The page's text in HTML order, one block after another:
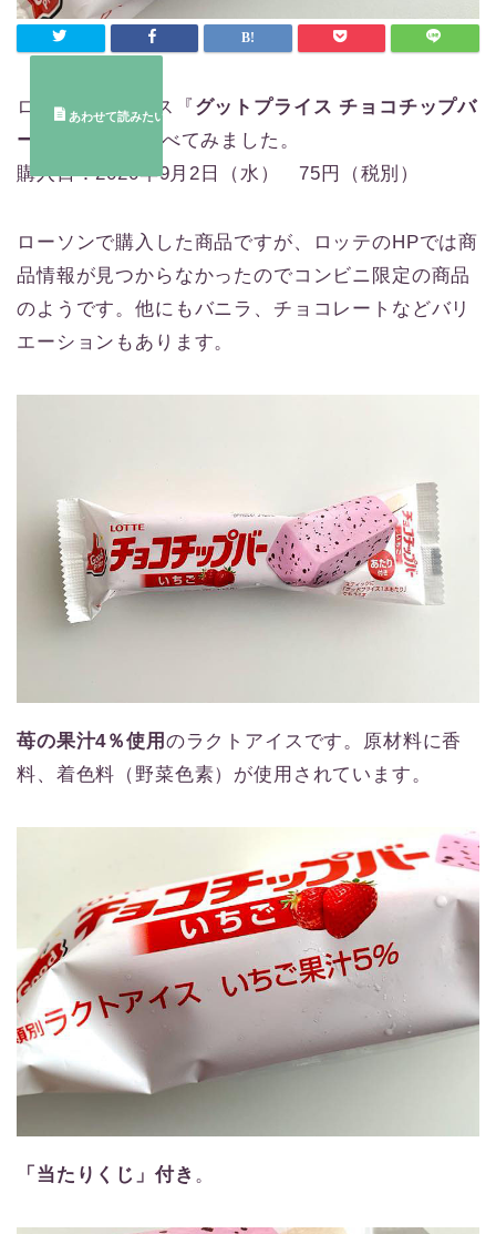
ロッテの苺アイス『 グットプライス チョコチップバ
ー いちご
』を食べてみました。
購入日：2020年9月2日（水） 75円（税別）
ローソンで購入した商品ですが、ロッテのHPでは商
品情報が見つからなかったのでコンビニ限定の商品
のようです。他にもバニラ、チョコレートなどバリ
エーションもあります。
苺の果汁4％使用 のラクトアイスです。原材料に香
料、着色料（野菜色素）が使用されています。
「当たりくじ」付き 。